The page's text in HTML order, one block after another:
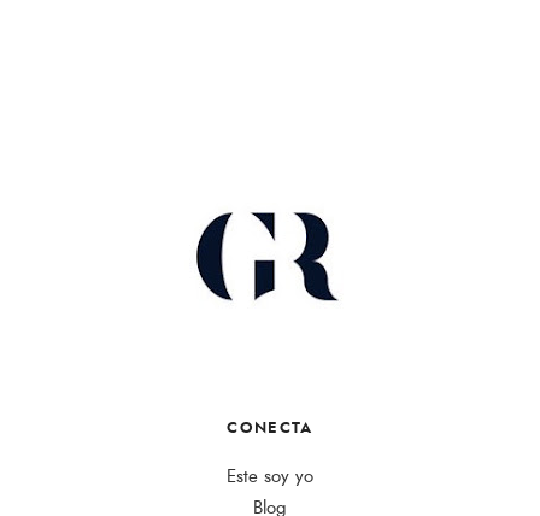
CONECTA
Este soy yo
Blog